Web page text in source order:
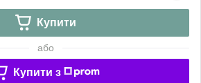
Купити
або
Купити з